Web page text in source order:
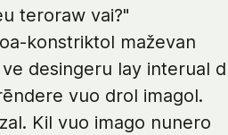
teroraw vai?"
konstriktol maževan
desingeru lay interual d
vuo drol imagol.
Kil vuo imago nunero